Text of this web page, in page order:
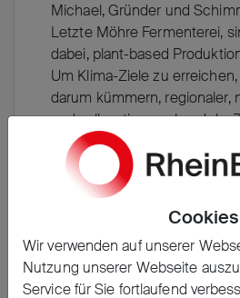
Cookies
Wir verwenden auf unserer
Nutzung unserer Webseite
Service für Sie fortlaufend
Michael, Gründer und
Letzte Möhre Fermenterei,
dabei, plant-based
Um Klima-Ziele zu
darum kümmern, regionaler,
und vollwertiger zu handeln.
wie man aus Grundzutaten,
Vielfalt an minimalistischen,
Leckereien kreieren kann.
"Mayo", und "Miso" sind die
worauf wir uns
Sojamilch oder Soja-Joghurt
gepresste Reste, "Okara"
und mayoartige Produkte